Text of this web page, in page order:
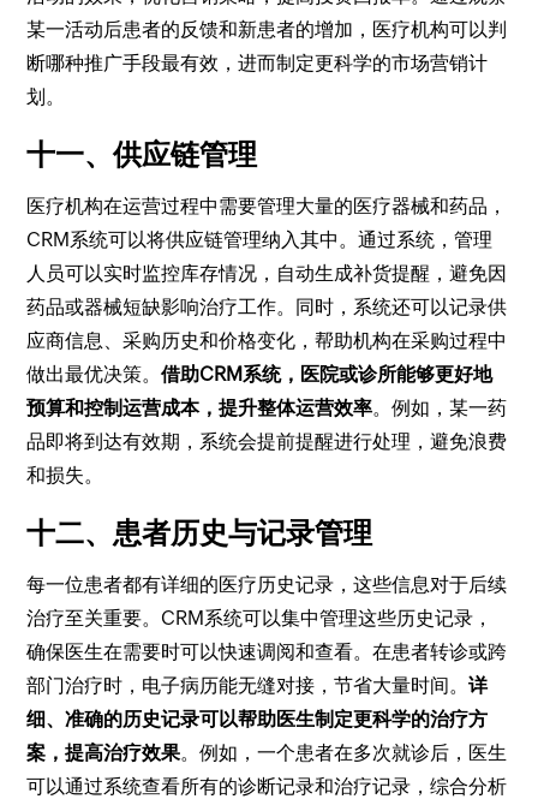
某一活动后患者的反馈和新患者的增加，医疗机构可以判
断哪种推广手段最有效，进而制定更科学的市场营销计
划。
十一、供应链管理
医疗机构在运营过程中需要管理大量的医疗器械和药品，
CRM系统可以将供应链管理纳入其中。通过系统，管理
人员可以实时监控库存情况，自动生成补货提醒，避免因
药品或器械短缺影响治疗工作。同时，系统还可以记录供
应商信息、采购历史和价格变化，帮助机构在采购过程中
做出最优决策。借助CRM系统，医院或诊所能够更好地
预算和控制运营成本，提升整体运营效率。例如，某一药
品即将到达有效期，系统会提前提醒进行处理，避免浪费
和损失。
十二、患者历史与记录管理
每一位患者都有详细的医疗历史记录，这些信息对于后续
治疗至关重要。CRM系统可以集中管理这些历史记录，
确保医生在需要时可以快速调阅和查看。在患者转诊或跨
部门治疗时，电子病历能无缝对接，节省大量时间。详
细、准确的历史记录可以帮助医生制定更科学的治疗方
案，提高治疗效果。例如，一个患者在多次就诊后，医生
可以通过系统查看所有的诊断记录和治疗记录，综合分析